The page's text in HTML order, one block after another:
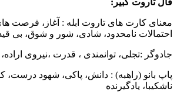
تاروت کبیر:
کارت های تاروت ابله : آغاز، فرصت های
نامحدود، شادی، شور و شوق، بی
:تجلی، توانمندی ، قدرت ،نیروی اراده،
بانو (راهبه) : دانش، پاکی، شهود درست،
یادگیرنده